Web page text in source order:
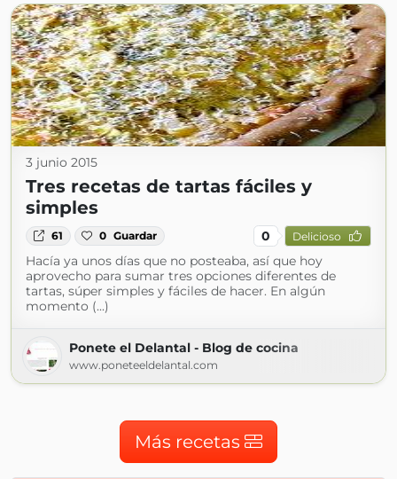
3 junio 2015
Tres recetas de tartas fáciles y
simples
61 0 Guardar 0 Delicioso
Hacía ya unos días que no posteaba, así que hoy
aprovecho para sumar tres opciones diferentes de
tartas, súper simples y fáciles de hacer. En algún
momento (...)
Ponete el Delantal - Blog de cocina
www.poneteeldelantal.com
Más recetas